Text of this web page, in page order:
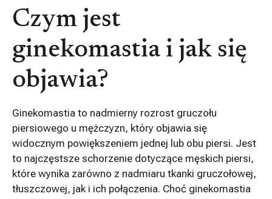
Czym jest
ginekomastia i jak się
objawia?
Ginekomastia to nadmierny rozrost gruczołu
piersiowego u mężczyzn, który objawia się
widocznym powiększeniem jednej lub obu piersi. Jest
to najczęstsze schorzenie dotyczące męskich piersi,
które wynika zarówno z nadmiaru tkanki gruczołowej,
tłuszczowej, jak i ich połączenia. Choć ginekomastia